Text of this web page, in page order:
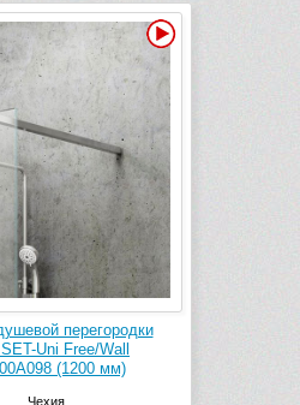
перегородки
Uni Free/Wall
(1200 мм)
Чехия